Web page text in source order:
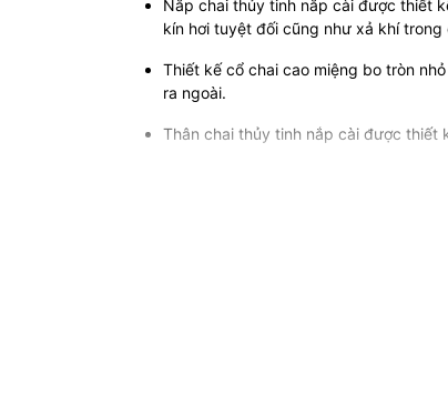
Nắp chai thủy tinh nắp cài được thiết
kín hơi tuyệt đối cũng như xả khí
Thiết kế cổ chai cao miệng bo tròn
ra ngoài.
Thân chai thủy tinh nắp cài được thiết
với một ít xà bông vào chai, đậy nắp
Chất liệu thủy tinh Ý dày dặn giúp